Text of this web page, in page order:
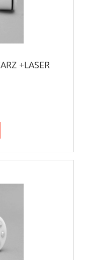
+LASER